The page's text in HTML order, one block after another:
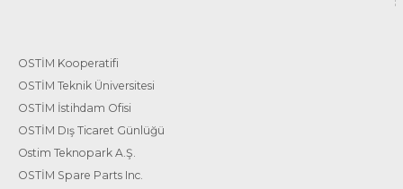
OSTİM Kooperatifi
OSTİM Teknik Üniversitesi
OSTİM İstihdam Ofisi
OSTİM Dış Ticaret Günlüğü
Ostim Teknopark A.Ş.
OSTİM Spare Parts Inc.